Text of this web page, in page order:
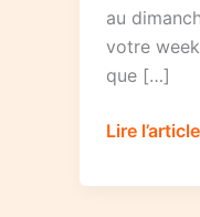
au
votre
que […]
Boostez
week-
Lire